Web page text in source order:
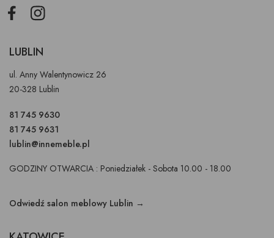
FacebookInstagram
LUBLIN
ul. Anny Walentynowicz 26
20-328 Lublin
81 745 9630
81 745 9631
lublin@innemeble.pl
GODZINY OTWARCIA : Poniedziałek - Sobota 10.00 - 18.00
Odwiedź salon meblowy Lublin →